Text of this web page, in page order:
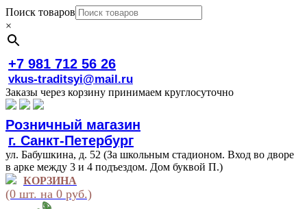
Поиск товаров
×
+7 981 712 56 26
vkus-traditsyi@mail.ru
Заказы через корзину принимаем круглосуточно
Розничный магазин
г. Санкт-Петербург
ул. Бабушкина, д. 52 (За школьным стадионом. Вход во дворе
в арке между 3 и 4 подъездом. Дом буквой П.)
КОРЗИНА
(0 шт. на 0 руб.)